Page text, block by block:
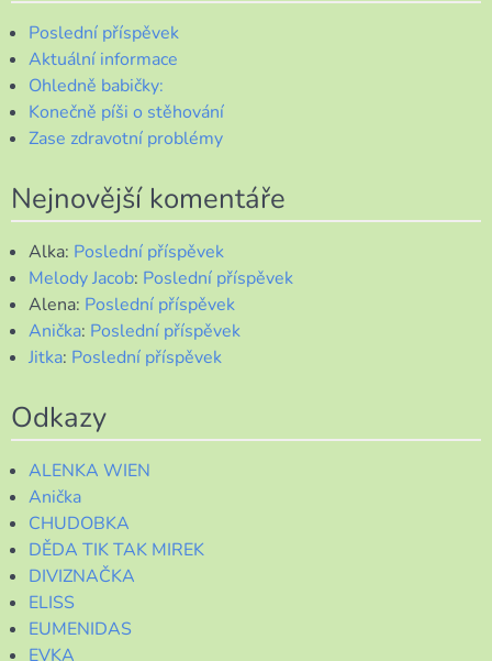
Poslední příspěvek
Aktuální informace
Ohledně babičky:
Konečně píši o stěhování
Zase zdravotní problémy
Nejnovější komentáře
Alka: Poslední příspěvek
Melody Jacob: Poslední příspěvek
Alena: Poslední příspěvek
Anička: Poslední příspěvek
Jitka: Poslední příspěvek
Odkazy
ALENKA WIEN
Anička
CHUDOBKA
DĚDA TIK TAK MIREK
DIVIZNAČKA
ELISS
EUMENIDAS
EVKA